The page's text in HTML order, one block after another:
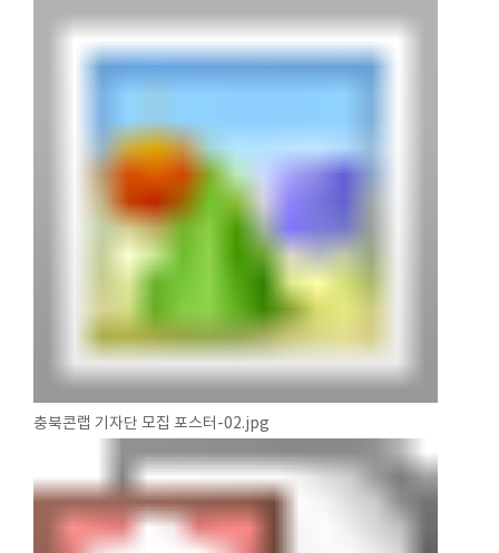
충북콘랩 기자단 모집 포스터-02.jpg